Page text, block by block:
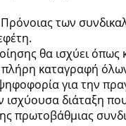
των
θα ισχύει
καταγραφή
για την
διάταξη
πρωτοβάθμιας